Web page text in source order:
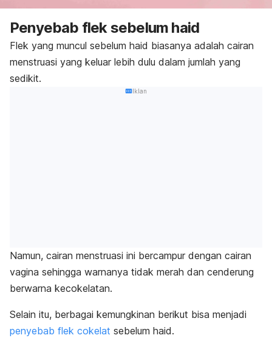
Penyebab flek sebelum haid
Flek yang muncul sebelum haid biasanya adalah cairan
menstruasi yang keluar lebih dulu dalam jumlah yang
sedikit.
Iklan
Namun, cairan menstruasi ini bercampur dengan cairan
vagina sehingga warnanya tidak merah dan cenderung
berwarna kecokelatan.
Selain itu, berbagai kemungkinan berikut bisa menjadi
penyebab flek cokelat sebelum haid.